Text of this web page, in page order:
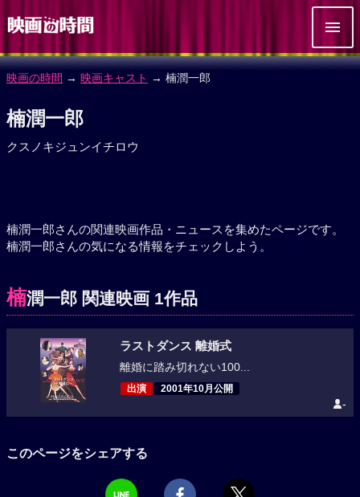
映画の時間 → 映画キャスト → 楠潤一郎
楠潤一郎
クスノキジュンイチロウ
楠潤一郎さんの関連映画作品・ニュースを集めたページです。
楠潤一郎さんの気になる情報をチェックしよう。
楠潤一郎 関連映画 1作品
ラストダンス 離婚式
離婚に踏み切れない100...
出演 2001年10月公開
-
このページをシェアする